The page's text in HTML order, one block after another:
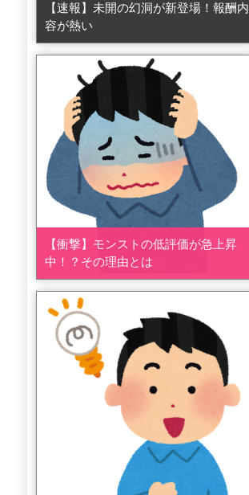
【速報】未開の幻洞が新登場！報酬内
容が熱い
【衝撃】モンストの低評価が急上昇
中！？その理由とは